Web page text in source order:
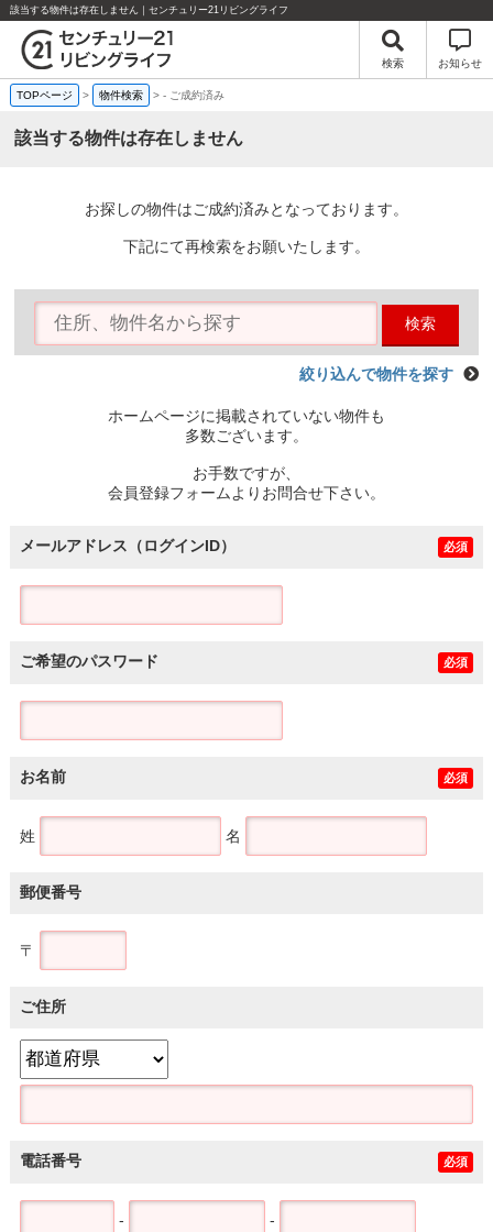
該当する物件は存在しません｜センチュリー21リビングライフ
検索 お知らせ
TOPページ > 物件検索 >- ご成約済み
該当する物件は存在しません
お探しの物件はご成約済みとなっております。
下記にて再検索をお願いたします。
検索
絞り込んで物件を探す
ホームページに掲載されていない物件も
多数ございます。
お手数ですが、
会員登録フォームよりお問合せ下さい。
メールアドレス（ログインID） 必須
ご希望のパスワード 必須
お名前 必須
姓 名
郵便番号
〒
ご住所
電話番号 必須
- -